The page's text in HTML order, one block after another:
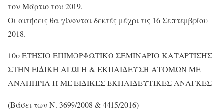
τον Μάρτιο του 2019.
Οι αιτήσεις θα γίνονται δεκτές μέχρι τις 16 Σεπτεμβρίου
2018.
10ο ΕΤΗΣΙΟ ΕΠΙΜΟΡΦΩΤΙΚΟ ΣΕΜΙΝΑΡΙΟ ΚΑΤΑΡΤΙΣΗΣ
ΣΤΗΝ ΕΙΔΙΚΗ ΑΓΩΓΗ & ΕΚΠΑΙΔΕΥΣΗ ΑΤΟΜΩΝ ΜΕ
ΑΝΑΠΗΡΙΑ Ή ΜΕ ΕΙΔΙΚΕΣ ΕΚΠΑΙΔΕΥΤΙΚΕΣ ΑΝΑΓΚΕΣ
(Βάσει των Ν. 3699/2008 & 4415/2016)